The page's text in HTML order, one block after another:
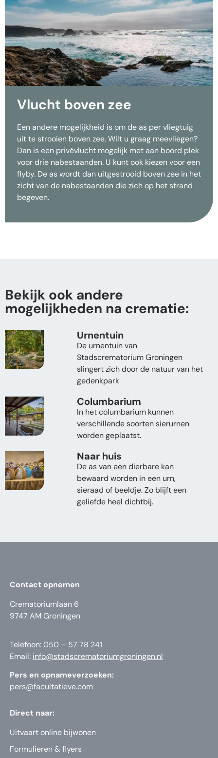
Vlucht boven zee
Een andere mogelijkheid is om de as per vliegtuig
uit te strooien boven zee. Wilt u graag meevliegen?
Dan is een privévlucht mogelijk met aan boord plek
voor drie nabestaanden. U kunt ook kiezen voor een
flyby. De as wordt dan uitgestrooid boven zee in het
zicht van de nabestaanden die zich op het strand
begeven.
Bekijk ook andere
mogelijkheden na crematie:
Urnentuin
De urnentuin van
Stadscrematorium Groningen
slingert zich door de natuur van het
gedenkpark
Columbarium
In het columbarium kunnen
verschillende soorten sierurnen
worden geplaatst.
Naar huis
De as van een dierbare kan
bewaard worden in een urn,
sieraad of beeldje. Zo blijft een
geliefde heel dichtbij.
Contact opnemen
Crematoriumlaan 6
9747 AM Groningen
Telefoon: 050 – 57 78 241
Email: info@stadscrematoriumgroningen.nl
Pers en opnameverzoeken:
pers@facultatieve.com
Direct naar:
Uitvaart online bijwonen
Formulieren & flyers